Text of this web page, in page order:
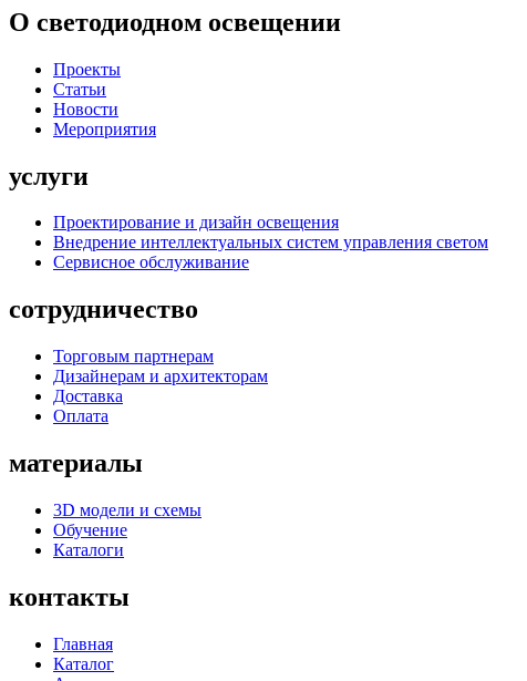
О светодиодном освещении
Проекты
Статьи
Новости
Мероприятия
услуги
Проектирование и дизайн освещения
Внедрение интеллектуальных систем управления светом
Сервисное обслуживание
сотрудничество
Торговым партнерам
Дизайнерам и архитекторам
Доставка
Оплата
материалы
3D модели и схемы
Обучение
Каталоги
контакты
Главная
Каталог